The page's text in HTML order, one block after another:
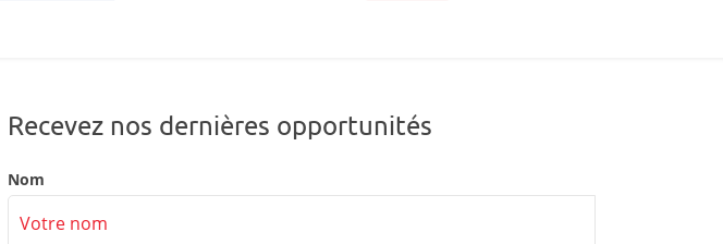
Recevez nos dernières opportunités
Nom